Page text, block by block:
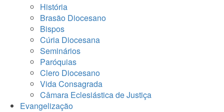
História
Brasão Diocesano
Bispos
Cúria Diocesana
Seminários
Paróquias
Clero Diocesano
Vida Consagrada
Câmara Eclesiástica de Justiça
Evangelização